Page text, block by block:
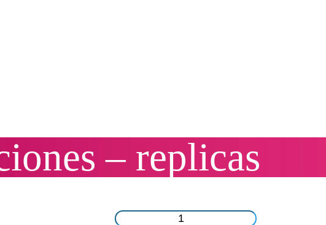
– replicas
Lociones